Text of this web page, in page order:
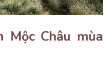
Châu mùa